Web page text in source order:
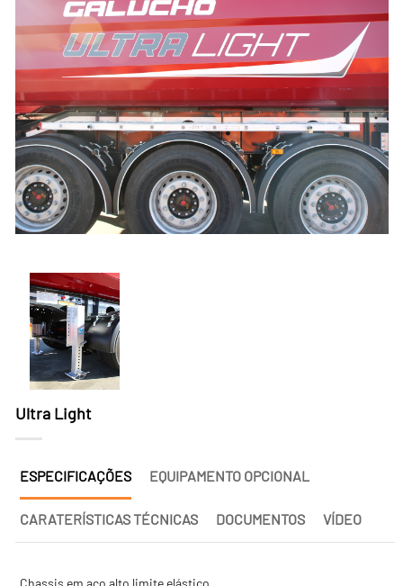
Ultra Light
ESPECIFICAÇÕES EQUIPAMENTO OPCIONAL
CARATERÍSTICAS TÉCNICAS DOCUMENTOS VÍDEO
Chassis em aço alto limite elástico